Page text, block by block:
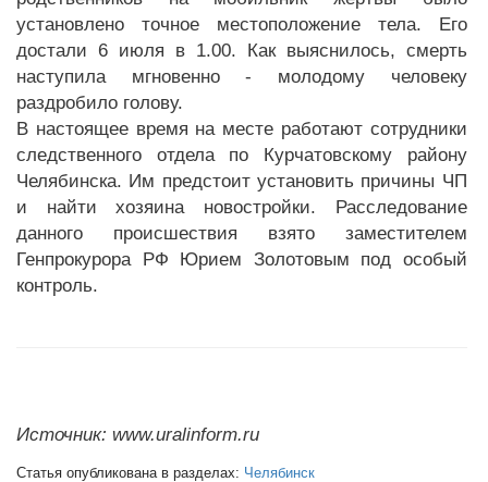
установлено точное местоположение тела. Его
достали 6 июля в 1.00. Как выяснилось, смерть
наступила мгновенно - молодому человеку
раздробило голову.
В настоящее время на месте работают сотрудники
следственного отдела по Курчатовскому району
Челябинска. Им предстоит установить причины ЧП
и найти хозяина новостройки. Расследование
данного происшествия взято заместителем
Генпрокурора РФ Юрием Золотовым под особый
контроль.
Источник: www.uralinform.ru
Статья опубликована в разделах: Челябинск